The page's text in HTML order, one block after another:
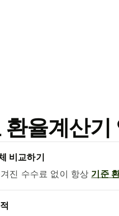
율계산기
비교하기
진 수수료 없이 항상 기준